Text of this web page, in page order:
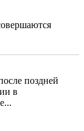
поздней
в